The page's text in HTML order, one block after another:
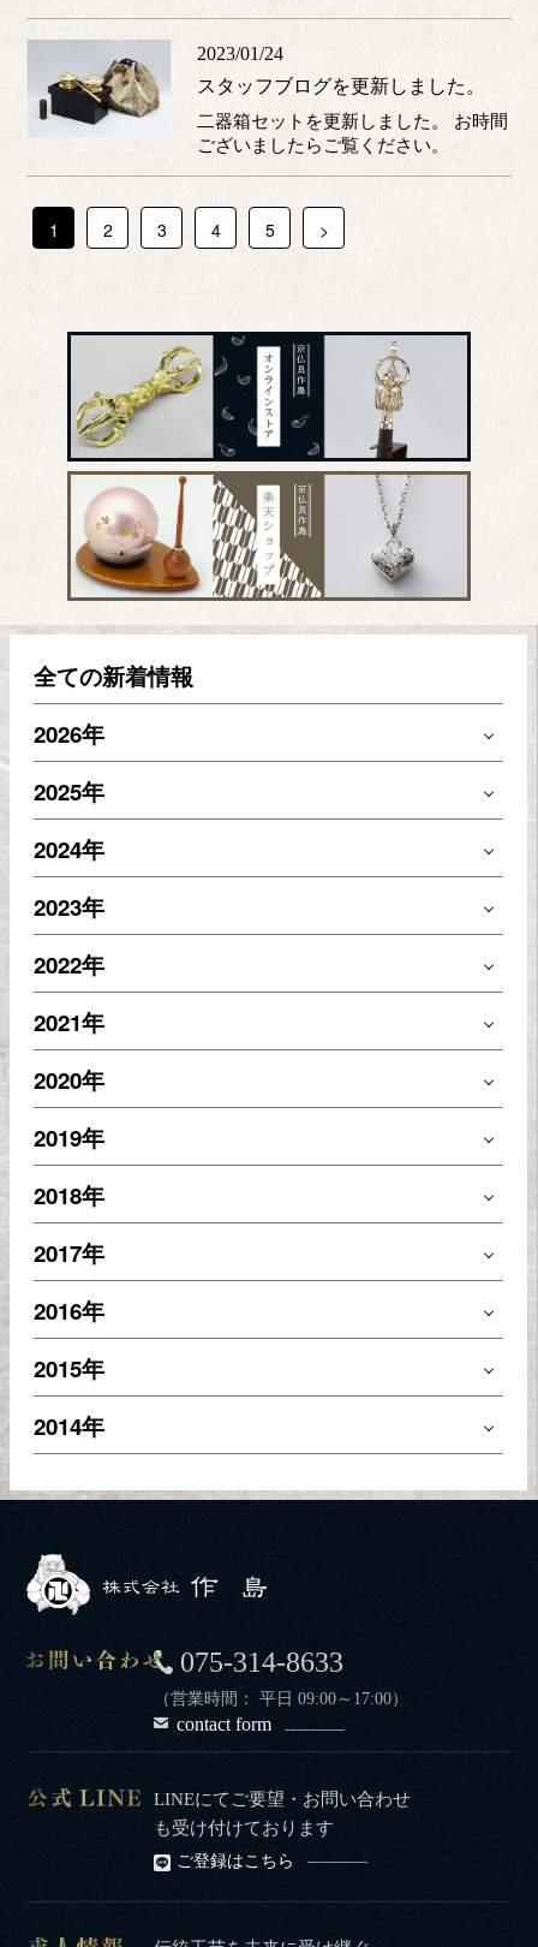
全ての新着情報
2026年
2025年
2024年
2023年
2022年
2021年
2020年
2019年
2018年
2017年
2016年
2015年
2014年
2023/01/24
スタッフブログを更新しました。
二器箱セットを更新しました。 お時間
ございましたらご覧ください。
1 2 3 4 5 >
075-314-8633
（営業時間： 平日 09:00～17:00）
contact form
LINEにてご要望・お問い合わせ
も受け付けております
ご登録はこちら